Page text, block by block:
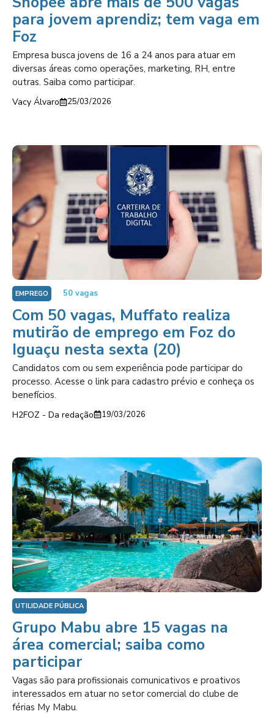
para jovem aprendiz; tem vaga em
Foz
Empresa busca jovens de 16 a 24 anos para atuar em
diversas áreas como operações, marketing, RH, entre
outras. Saiba como participar.
Vacy Álvaro 25/03/2026
EMPREGO 50 vagas
Com 50 vagas, Muffato realiza
mutirão de emprego em Foz do
Iguaçu nesta sexta (20)
Candidatos com ou sem experiência pode participar do
processo. Acesse o link para cadastro prévio e conheça os
benefícios.
H2FOZ - Da redação 19/03/2026
UTILIDADE PÚBLICA
Grupo Mabu abre 15 vagas na
área comercial; saiba como
participar
Vagas são para profissionais comunicativos e proativos
interessados em atuar no setor comercial do clube de
férias My Mabu.